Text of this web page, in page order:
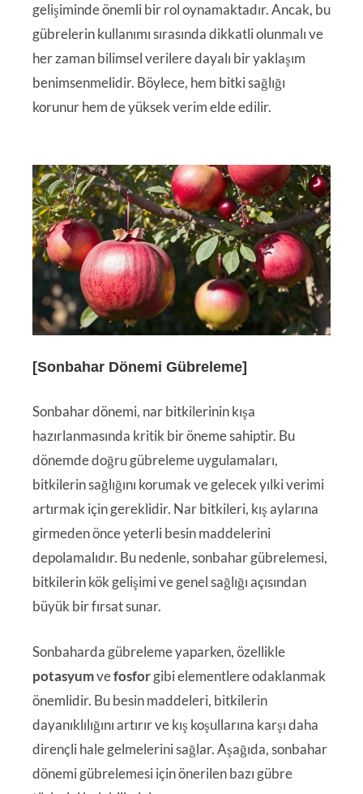
gelişiminde önemli bir rol oynamaktadır. Ancak, bu
gübrelerin kullanımı sırasında dikkatli olunmalı ve
her zaman bilimsel verilere dayalı bir yaklaşım
benimsenmelidir. Böylece, hem bitki sağlığı
korunur hem de yüksek verim elde edilir.
[Sonbahar Dönemi Gübreleme]
Sonbahar dönemi, nar bitkilerinin kışa
hazırlanmasında kritik bir öneme sahiptir. Bu
dönemde doğru gübreleme uygulamaları,
bitkilerin sağlığını korumak ve gelecek yılki verimi
artırmak için gereklidir. Nar bitkileri, kış aylarına
girmeden önce yeterli besin maddelerini
depolamalıdır. Bu nedenle, sonbahar gübrelemesi,
bitkilerin kök gelişimi ve genel sağlığı açısından
büyük bir fırsat sunar.
Sonbaharda gübreleme yaparken, özellikle
potasyumvefosforgibi elementlere odaklanmak
önemlidir. Bu besin maddeleri, bitkilerin
dayanıklılığını artırır ve kış koşullarına karşı daha
dirençli hale gelmelerini sağlar. Aşağıda, sonbahar
dönemi gübrelemesi için önerilen bazı gübre